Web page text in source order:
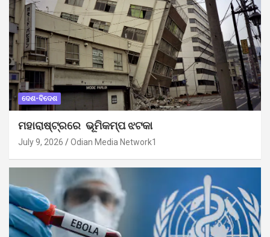
ଦେଶ-ବିଦେଶ
ମହାରାଷ୍ଟ୍ରରେ ଭୂମିକମ୍ପ ଝଟକା
July 9, 2026 Odian Media Network1